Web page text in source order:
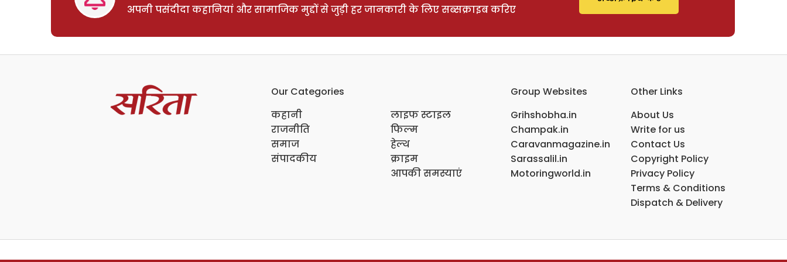
अपनी पसंदीदा कहानियां और सामाजिक मुद्दों से जुड़ी हर जानकारी के लिए सब्सक्राइब करिए
Our Categories
कहानी
राजनीति
समाज
संपादकीय
लाइफ स्टाइल
फिल्म
हेल्थ
क्राइम
आपकी समस्याएं
Group Websites
Grihshobha.in
Champak.in
Caravanmagazine.in
Sarassalil.in
Motoringworld.in
Other Links
About Us
Write for us
Contact Us
Copyright Policy
Privacy Policy
Terms & Conditions
Dispatch & Delivery